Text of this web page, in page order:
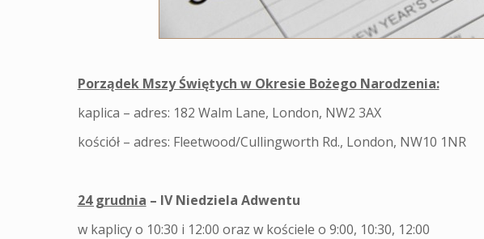
Porządek Mszy Świętych w Okresie Bożego Narodzenia:
kaplica – adres: 182 Walm Lane, London, NW2 3AX
kościół – adres: Fleetwood/Cullingworth Rd., London, NW10 1NR
24 grudnia – IV Niedziela Adwentu
w kaplicy o 10:30 i 12:00 oraz w kościele o 9:00, 10:30, 12:00